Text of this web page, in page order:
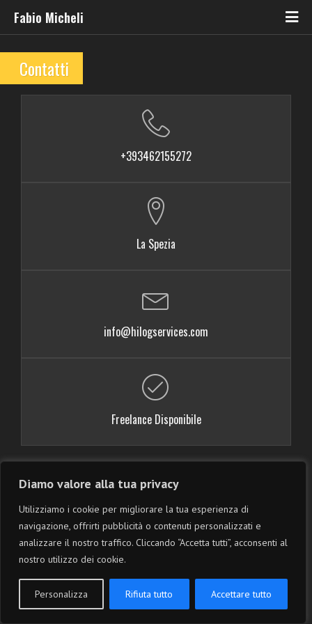
Diamo valore alla tua privacy
Utilizziamo i cookie per migliorare la tua esperienza di
navigazione, offrirti pubblicità o contenuti personalizzati e
analizzare il nostro traffico. Cliccando “Accetta tutti”, acconsenti al
nostro utilizzo dei cookie.
Personalizza Rifiuta tutto Accettare tutto
Fabio Micheli
Contatti
+393462155272
La Spezia
info@hilogservices.com
Freelance Disponibile